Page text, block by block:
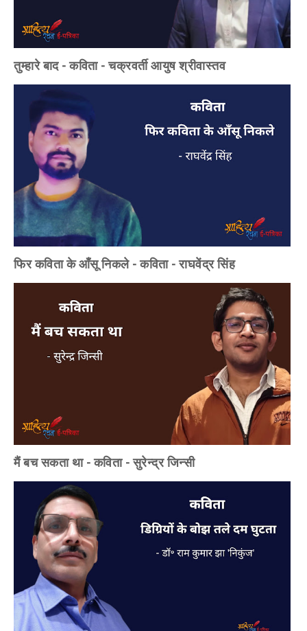
तुम्हारे बाद - कविता - चक्रवर्ती आयुष श्रीवास्तव
फिर कविता के आँसू निकले - कविता - राघवेंद्र सिंह
मैं बच सकता था - कविता - सुरेन्द्र जिन्सी